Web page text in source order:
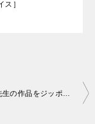
］
天野喜孝先生の作品をジッポにアレンジした、「櫻姫」登場